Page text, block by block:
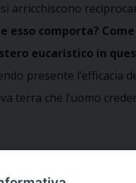
arricchiscono
esso comporta?
eucaristico in
presente l’efficacia
terra che l’uomo